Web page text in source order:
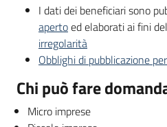
I dati dei beneficiari sono
apertoed elaborati ai fini
irregolarità
Obblighi di pubblicazione
Chi può fare
Micro imprese